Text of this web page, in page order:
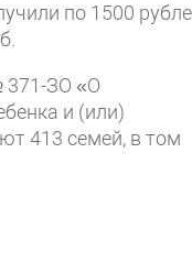
по 1500
371-ЗО «О
и (или)
413 семей, в том